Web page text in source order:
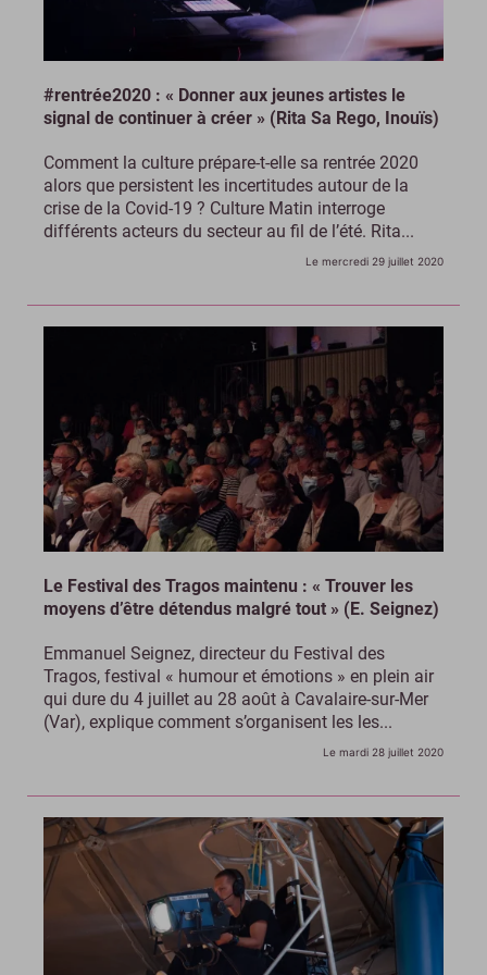
#rentrée2020 : « Donner aux jeunes artistes le
signal de continuer à créer » (Rita Sa Rego, Inouïs)
Comment la culture prépare-t-elle sa rentrée 2020
alors que persistent les incertitudes autour de la
crise de la Covid-19 ? Culture Matin interroge
différents acteurs du secteur au fil de l’été. Rita...
Le mercredi 29 juillet 2020
Le Festival des Tragos maintenu : « Trouver les
moyens d’être détendus malgré tout » (E. Seignez)
Emmanuel Seignez, directeur du Festival des
Tragos, festival « humour et émotions » en plein air
qui dure du 4 juillet au 28 août à Cavalaire-sur-Mer
(Var), explique comment s’organisent les les...
Le mardi 28 juillet 2020